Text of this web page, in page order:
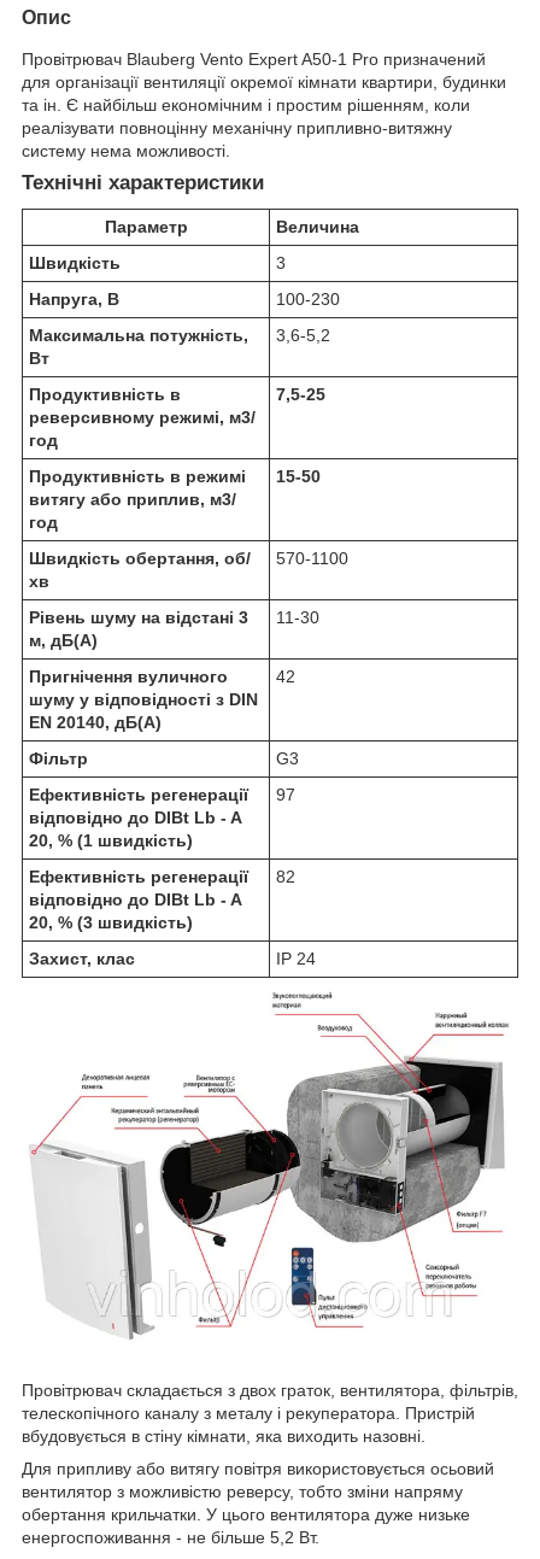
Опис
Провітрювач Blauberg Vento Expert A50-1 Pro призначений
для організації вентиляції окремої кімнати квартири, будинки
та ін. Є найбільш економічним і простим рішенням, коли
реалізувати повноцінну механічну припливно-витяжну
систему нема можливості.
Технічні характеристики
Параметр
Величина
Швидкість
3
Напруга, В
100-230
Максимальна потужність,
Вт
3,6-5,2
Продуктивність в
реверсивному режимі, м3/
год
7,5-25
Продуктивність в режимі
витягу або приплив, м3/
год
15-50
Швидкість обертання, об/
хв
570-1100
Рівень шуму на відстані 3
м, дБ(А)
11-30
Пригнічення вуличного
шуму у відповідності з DIN
EN 20140, дБ(А)
42
Фільтр
G3
Ефективність регенерації
відповідно до DIBt Lb - A
20, % (1 швидкість)
97
Ефективність регенерації
відповідно до DIBt Lb - A
20, % (3 швидкість)
82
Захист, клас IP 24
Провітрювач складається з двох граток, вентилятора, фільтрів,
телескопічного каналу з металу і рекуператора. Пристрій
вбудовується в стіну кімнати, яка виходить назовні.
Для припливу або витягу повітря використовується осьовий
вентилятор з можливістю реверсу, тобто зміни напряму
обертання крильчатки. У цього вентилятора дуже низьке
енергоспоживання - не більше 5,2 Вт.